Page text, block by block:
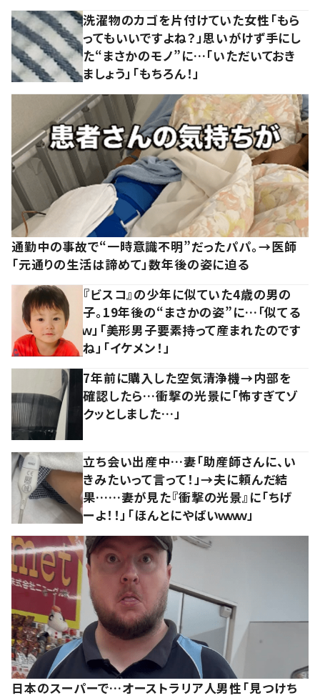
洗濯物のカゴを片付けていた女性「もら
ってもいいですよね？」思いがけず手にし
た“まさかのモノ”に…「いただいておき
ましょう」「もちろん！」
通勤中の事故で“一時意識不明”だったパパ。→医師
「元通りの生活は諦めて」数年後の姿に迫る
『ビスコ』の少年に似ていた4歳の男の
子。19年後の“まさかの姿”に…「似てる
ｗ」「美形男子要素持って産まれたのです
ね」「イケメン！」
7年前に購入した空気清浄機→内部を
確認したら…衝撃の光景に「怖すぎてゾ
クッとしました…」
立ち会い出産中…妻「助産師さんに、い
きみたいって言って！」→夫に頼んだ結
果……妻が見た『衝撃の光景』に「ちげ
ーよ！！」「ほんとにやばいｗｗｗ」
日本のスーパーで…オーストラリア人男性「見つけち